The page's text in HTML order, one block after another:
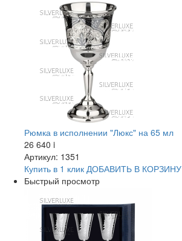
Рюмка в исполнении "Люкс" на 65 мл
26 640 i
Артикул: 1351
Купить в 1 клик ДОБАВИТЬ В КОРЗИНУ
Быстрый просмотр